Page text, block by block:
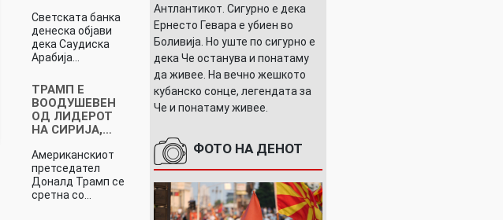
Светската банка
денеска објави
дека Саудиска
Арабија…
ТРАМП Е
ВООДУШЕВЕН
ОД ЛИДЕРОТ
НА СИРИЈА,…
Американскиот
претседател
Доналд Трамп се
сретна со…
Антлантикот. Сигурно е дека
Ернесто Гевара е убиен во
Боливија. Но уште по сигурно е
дека Че останува и понатаму
да живее. На вечно жешкото
кубанско сонце, легендата за
Че и понатаму живее.
ФОТО НА ДЕНОТ